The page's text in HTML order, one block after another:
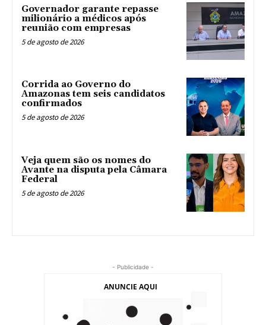
Governador garante repasse
milionário a médicos após
reunião com empresas
5 de agosto de 2026
Corrida ao Governo do
Amazonas tem seis candidatos
confirmados
5 de agosto de 2026
Veja quem são os nomes do
Avante na disputa pela Câmara
Federal
5 de agosto de 2026
- Publicidade -